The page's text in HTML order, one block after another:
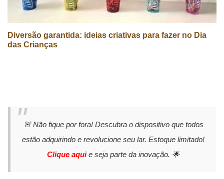
Diversão garantida: ideias criativas para fazer no Dia
das Crianças
🚨 Não fique por fora! Descubra o dispositivo que todos
estão adquirindo e revolucione seu lar. Estoque limitado!
Clique aquie seja parte da inovação. 🌟